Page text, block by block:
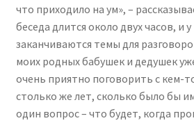
что приходило на ум», –
беседа длится около двух часов, и
заканчиваются темы для
моих родных бабушек и дедушек
очень приятно поговорить с кем-
столько же лет, сколько было бы
один вопрос – что будет, когда